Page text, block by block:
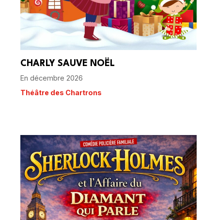
CHARLY SAUVE NOËL
En décembre 2026
Théâtre des Chartrons